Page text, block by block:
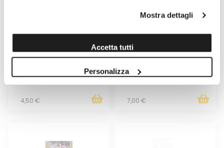
Mostra dettagli
Accetta tutti
Personalizza
RISO CARNAROLI INTEGRALE
Venduto da: Lievito Madre
Prodotto da: Riseria delle
4,50 €
RISO CARNAROLI
RISICOLA BENI DI BUSONENGO
750GR
Venduto da: Beni di Busonengo
Prodotto da: Beni di Busonengo
7,00 €